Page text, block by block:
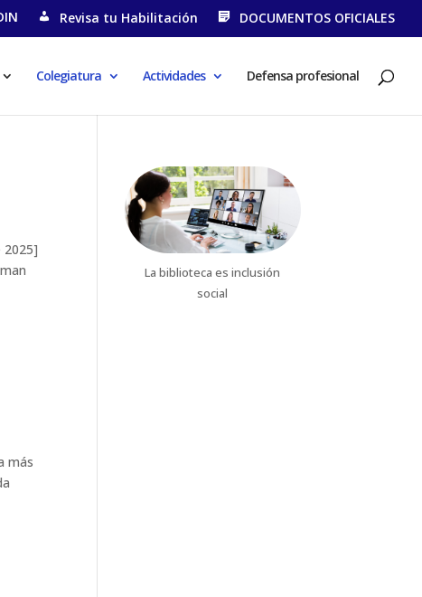
Revisa tu Habilitación DOCUMENTOS OFICIALES
Colegiatura Actividades Defensa profesional
2025]
más
La biblioteca es inclusión
social